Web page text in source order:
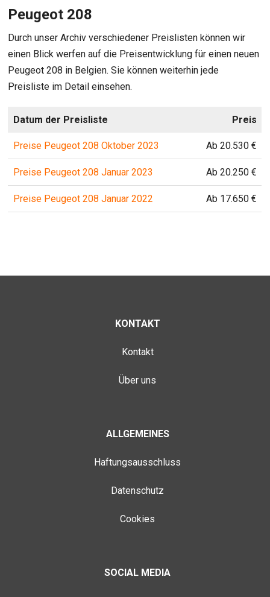
Peugeot 208
Durch unser Archiv verschiedener Preislisten können wir
einen Blick werfen auf die Preisentwicklung für einen neuen
Peugeot 208 in Belgien. Sie können weiterhin jede
Preisliste im Detail einsehen.
Datum der Preisliste Preis
Preise Peugeot 208 Oktober 2023 Ab 20.530 €
Preise Peugeot 208 Januar 2023 Ab 20.250 €
Preise Peugeot 208 Januar 2022 Ab 17.650 €
KONTAKT
Kontakt
Über uns
ALLGEMEINES
Haftungsausschluss
Datenschutz
Cookies
SOCIAL MEDIA